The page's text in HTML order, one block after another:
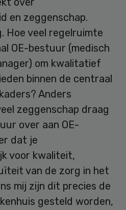
en zeggenschap.
Hoe veel regelruimte
OE-bestuur (medisch
om kwalitatief
binnen de centraal
Anders
zeggenschap draag
over aan OE-
dat je
voor kwaliteit,
van de zorg in het
mij zijn dit precies de
gesteld worden,